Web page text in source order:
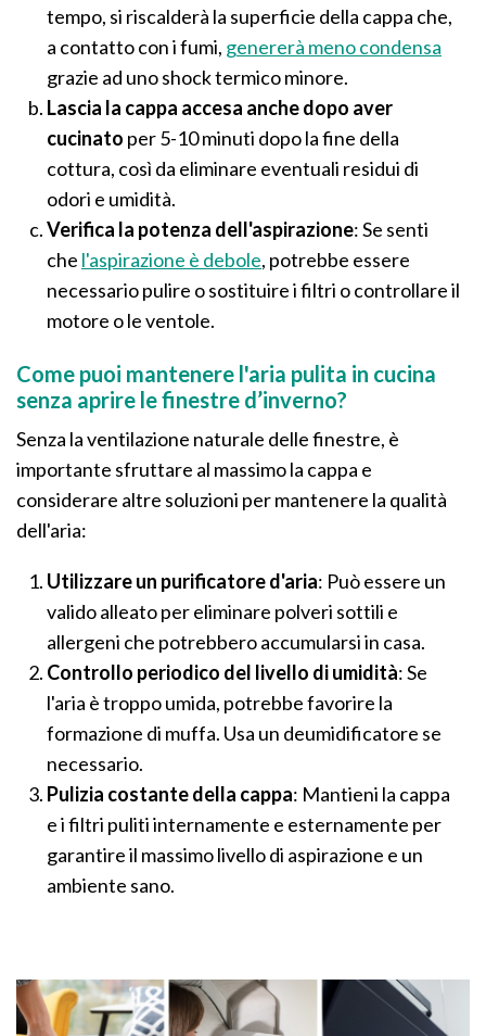
tempo, si riscalderà la superficie della cappa che,
a contatto con i fumi, genererà meno condensa
grazie ad uno shock termico minore.
Lascia la cappa accesa anche dopo aver
cucinato per 5-10 minuti dopo la fine della
cottura, così da eliminare eventuali residui di
odori e umidità.
Verifica la potenza dell'aspirazione: Se senti
che l'aspirazione è debole, potrebbe essere
necessario pulire o sostituire i filtri o controllare il
motore o le ventole​.
Come puoi mantenere l'aria pulita in cucina
senza aprire le finestre d’inverno?
Senza la ventilazione naturale delle finestre, è
importante sfruttare al massimo la cappa e
considerare altre soluzioni per mantenere la qualità
dell'aria:
Utilizzare un purificatore d'aria: Può essere un
valido alleato per eliminare polveri sottili e
allergeni che potrebbero accumularsi in casa.
Controllo periodico del livello di umidità: Se
l'aria è troppo umida, potrebbe favorire la
formazione di muffa. Usa un deumidificatore se
necessario.
Pulizia costante della cappa: Mantieni la cappa
e i filtri puliti internamente e esternamente per
garantire il massimo livello di aspirazione e un
ambiente sano​.